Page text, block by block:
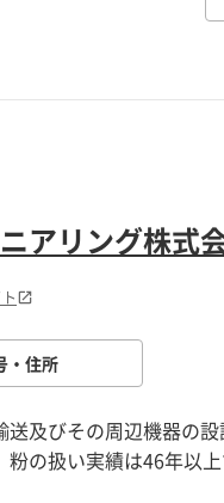
アリング株式
・住所
及びその周辺機器の設
の扱い実績は46年以上